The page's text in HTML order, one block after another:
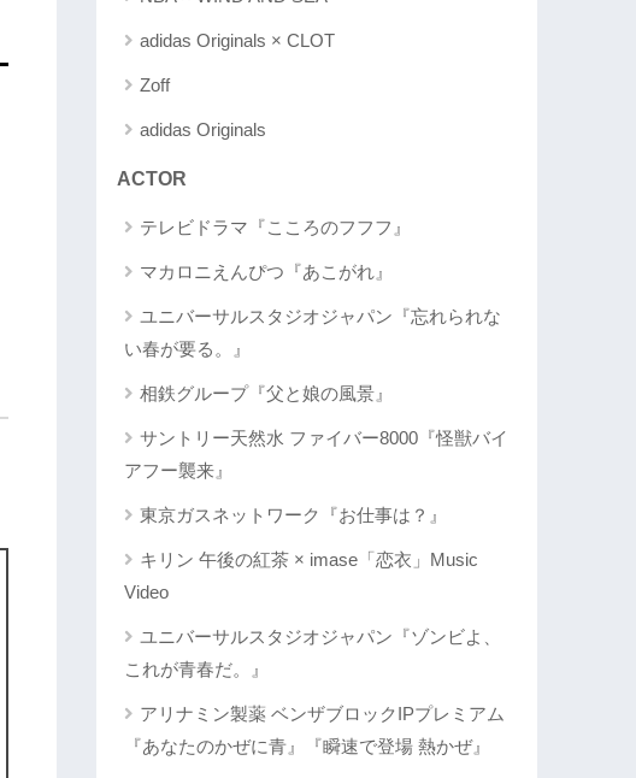
adidas Originals × CLOT
Zoff
adidas Originals
ACTOR
テレビドラマ『こころのフフフ』
マカロニえんぴつ『あこがれ』
ユニバーサルスタジオジャパン『忘れられな
い春が要る。』
相鉄グループ『父と娘の風景』
サントリー天然水 ファイバー8000『怪獣バイ
アフー襲来』
東京ガスネットワーク『お仕事は？』
キリン 午後の紅茶 × imase「恋衣」Music
Video
ユニバーサルスタジオジャパン『ゾンビよ、
これが青春だ。』
アリナミン製薬 ベンザブロックIPプレミアム
『あなたのかぜに青』『瞬速で登場 熱かぜ』